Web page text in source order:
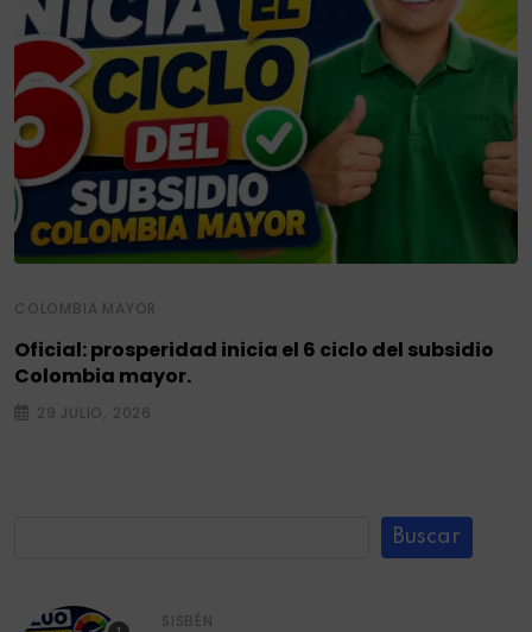
COLOMBIA MAYOR
Oficial: prosperidad inicia el 6 ciclo del subsidio
Colombia mayor.
29 JULIO, 2026
Buscar
SISBÉN